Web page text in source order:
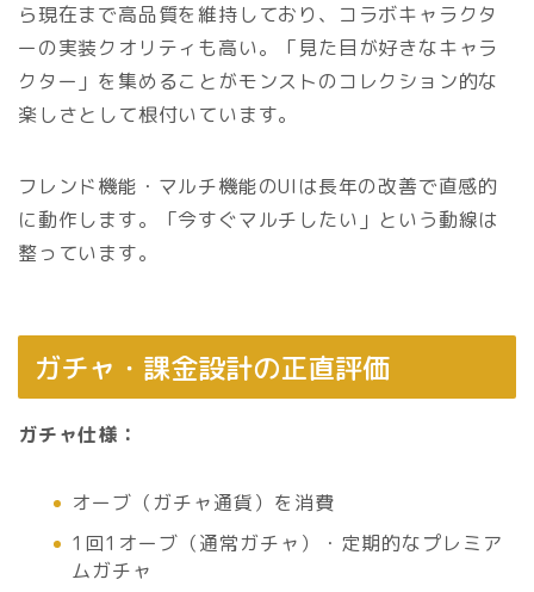
ら現在まで高品質を維持しており、コラボキャラクタ
ーの実装クオリティも高い。「見た目が好きなキャラ
クター」を集めることがモンストのコレクション的な
楽しさとして根付いています。
フレンド機能・マルチ機能のUIは長年の改善で直感的
に動作します。「今すぐマルチしたい」という動線は
整っています。
ガチャ・課金設計の正直評価
ガチャ仕様：
オーブ（ガチャ通貨）を消費
1回1オーブ（通常ガチャ）・定期的なプレミア
ムガチャ